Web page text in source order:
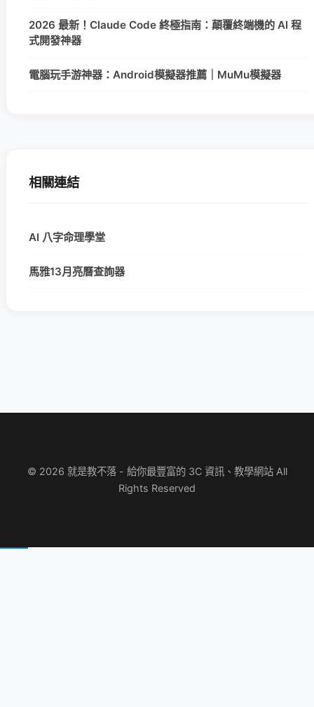
2026 最新！Claude Code 終極指南：顛覆終端機的 AI 程
式開發神器
電腦玩手游神器：Android模擬器推薦｜MuMu模擬器
相關連結
AI 八字命理學堂
馬雅13月亮曆查詢器
© 2026 就是教不落 - 給你最豐富的 3C 資訊、教學網站 All
Rights Reserved